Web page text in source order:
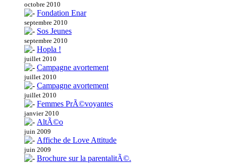
octobre 2010
Fondation Enar
septembre 2010
Sos Jeunes
septembre 2010
Hopla !
juillet 2010
Campagne avortement
juillet 2010
Campagne avortement
juillet 2010
Femmes PrÃ©voyantes
janvier 2010
AltÃ©o
juin 2009
Affiche de Love Attitude
juin 2009
Brochure sur la parentalitÃ©.